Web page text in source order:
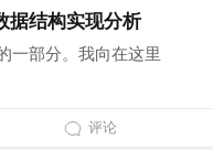
结构实现分析
一部分。我向在这里
评论